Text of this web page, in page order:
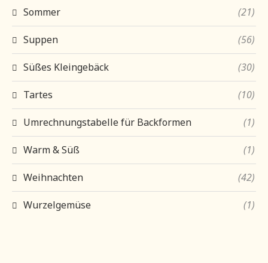
Sommer (21)
Suppen (56)
Süßes Kleingebäck (30)
Tartes (10)
Umrechnungstabelle für Backformen (1)
Warm & Süß (1)
Weihnachten (42)
Wurzelgemüse (1)